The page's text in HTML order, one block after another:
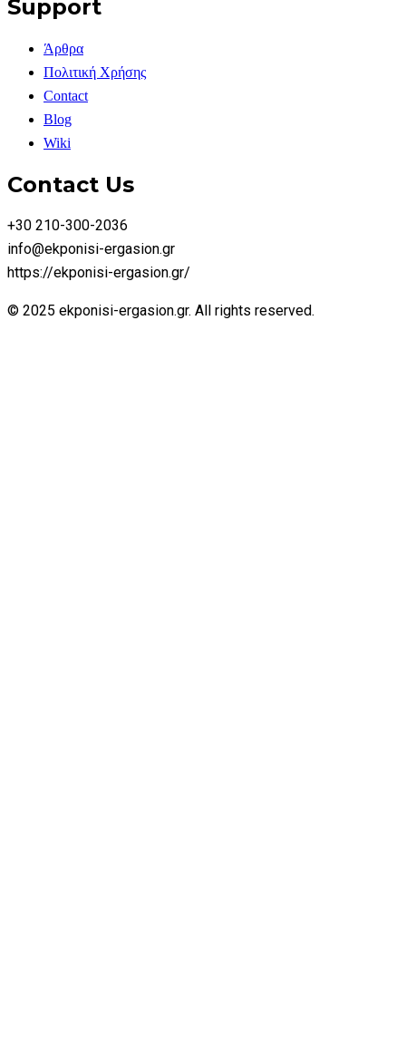
Support
Άρθρα
Πολιτική Χρήσης
Contact
Blog
Wiki
Contact Us
+30 210-300-2036
info@ekponisi-ergasion.gr
https://ekponisi-ergasion.gr/
© 2025 ekponisi-ergasion.gr. All rights reserved.